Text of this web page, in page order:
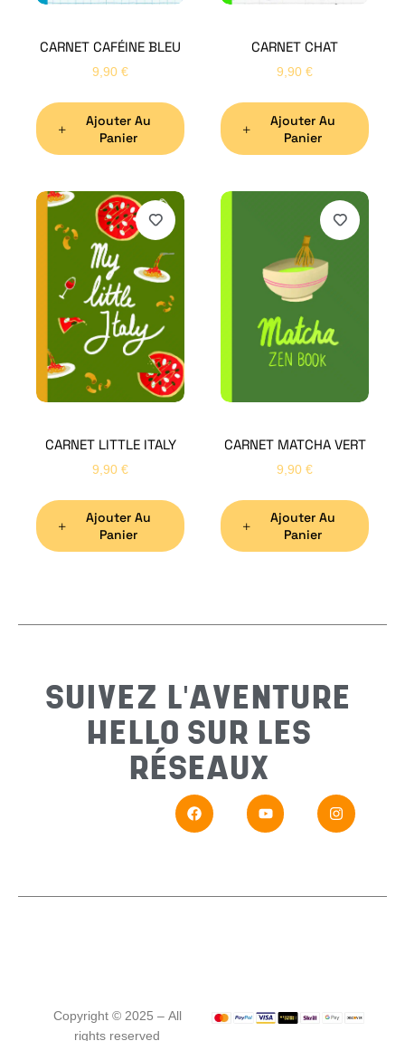
CARNET CAFÉINE BLEU
9,90 €
Ajouter Au
Panier
CARNET CHAT
9,90 €
Ajouter Au
Panier
CARNET LITTLE ITALY
9,90 €
Ajouter Au
Panier
CARNET MATCHA VERT
9,90 €
Ajouter Au
Panier
SUIVEZ L'AVENTURE
HELLO SUR LES
RÉSEAUX
Copyright © 2025 – All
rights reserved